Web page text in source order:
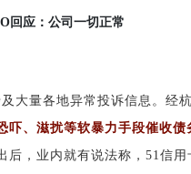
回应：公司一切正常
大量各地异常投诉信息。经
、滋扰等软暴力手段催收
后，业内就有说法称，51信